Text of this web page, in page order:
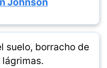
suelo, borracho de